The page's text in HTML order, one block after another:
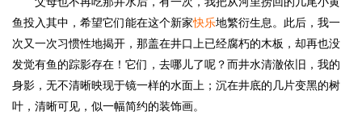
鱼投入其中，希望它们能在这个新家快乐地繁衍生息。此后，我一
次又一次习惯性地揭开，那盖在井口上已经腐朽的木板，却再也没
发觉有鱼的踪影存在！它们，去哪儿了呢？而井水清澈依旧，我的
身影，无不清晰映现于镜一样的水面上；沉在井底的几片变黑的树
叶，清晰可见，似一幅简约的装饰画。